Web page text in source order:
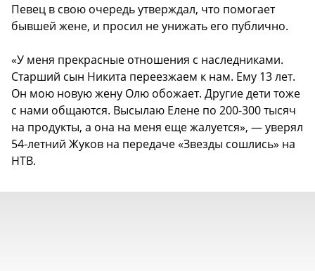
Певец в свою очередь утверждал, что помогает
бывшей жене, и просил не унижать его публично.
«У меня прекрасные отношения с наследниками.
Старший сын Никита переезжаем к нам. Ему 13 лет.
Он мою новую жену Олю обожает. Другие дети тоже
с нами общаются. Высылаю Елене по 200-300 тысяч
на продукты, а она на меня еще жалуется», — уверял
54-летний Жуков на передаче «Звезды сошлись» на
НТВ.